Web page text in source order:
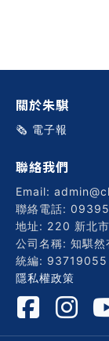
關於朱騏
🗞️ 電子報
聯絡我們
Email:
聯絡電話:
地址: 220 新北
公司名稱: 知騏然
統編: 93719055
隱私權政策